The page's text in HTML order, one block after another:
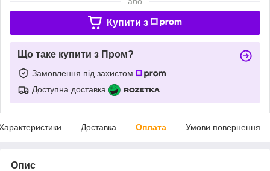
Купити з
Що таке купити з Пром?
Замовлення під захистом
Доступна доставка
Доставка Оплата Умови повернення
Опис